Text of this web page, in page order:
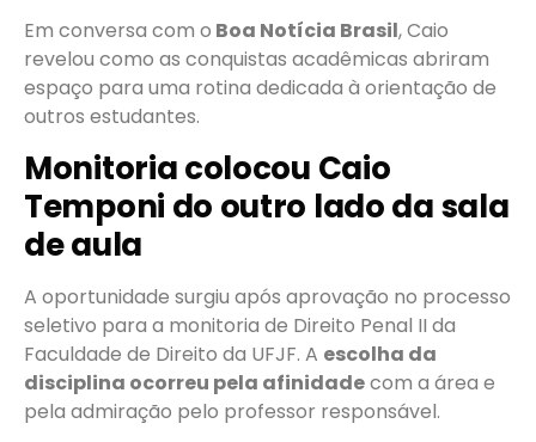
Em conversa com o Boa Notícia Brasil, Caio
revelou como as conquistas acadêmicas abriram
espaço para uma rotina dedicada à orientação de
outros estudantes.
Monitoria colocou Caio
Temponi do outro lado da sala
de aula
A oportunidade surgiu após aprovação no processo
seletivo para a monitoria de Direito Penal II da
Faculdade de Direito da UFJF. A escolha da
disciplina ocorreu pela afinidadecom a área e
pela admiração pelo professor responsável.